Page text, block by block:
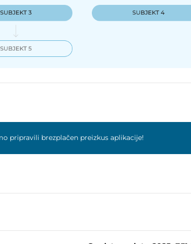
pripravili brezplačen preizkus aplikacije!